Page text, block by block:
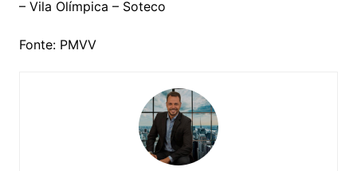
– Vila Olímpica – Soteco
Fonte: PMVV